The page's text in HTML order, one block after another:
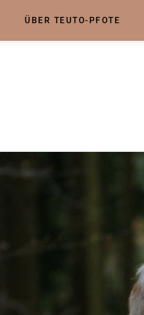
ÜBER TEUTO-PFOTE